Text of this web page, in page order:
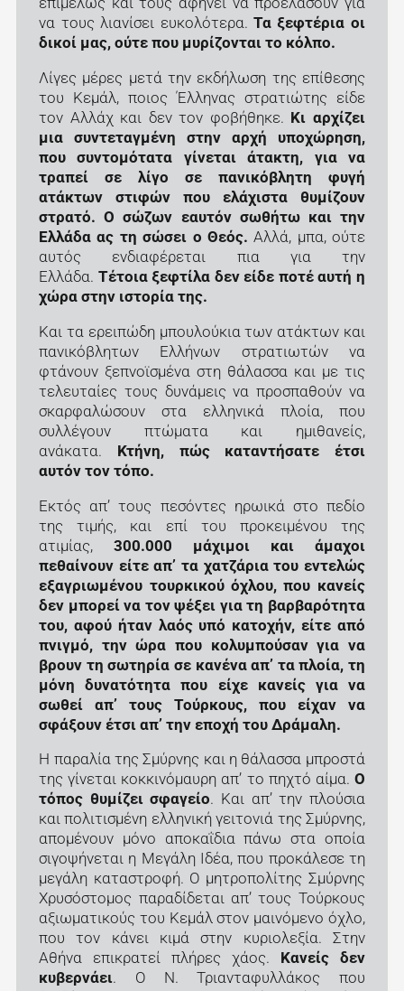
να τους λιανίσει ευκολότερα. Τα ξεφτέρια οι
δικοί μας, ούτε που μυρίζονται το κόλπο.
Λίγες μέρες μετά την εκδήλωση της επίθεσης
του Κεμάλ, ποιος Έλληνας στρατιώτης είδε
τον Αλλάχ και δεν τον φοβήθηκε. Κι αρχίζει
μια συντεταγμένη στην αρχή υποχώρηση,
που συντομότατα γίνεται άτακτη, για να
τραπεί σε λίγο σε πανικόβλητη φυγή
ατάκτων στιφών που ελάχιστα θυμίζουν
στρατό. Ο σώζων εαυτόν σωθήτω και την
Ελλάδα ας τη σώσει ο Θεός.Αλλά, μπα, ούτε
αυτός ενδιαφέρεται πια για την
Ελλάδα. Τέτοια ξεφτίλα δεν είδε ποτέ αυτή η
χώρα στην ιστορία της.
Και τα ερειπώδη μπουλούκια των ατάκτων και
πανικόβλητων Ελλήνων στρατιωτών να
φτάνουν ξεπνοϊσμένα στη θάλασσα και με τις
τελευταίες τους δυνάμεις να προσπαθούν να
σκαρφαλώσουν στα ελληνικά πλοία, που
συλλέγουν πτώματα και ημιθανείς,
ανάκατα. Κτήνη, πώς καταντήσατε έτσι
αυτόν τον τόπο.
Εκτός απ’ τους πεσόντες ηρωικά στο πεδίο
της τιμής, και επί του προκειμένου της
ατιμίας,300.000 μάχιμοι και άμαχοι
πεθαίνουν είτε απ’ τα χατζάρια του εντελώς
εξαγριωμένου τουρκικού όχλου, που κανείς
δεν μπορεί να τον ψέξει για τη βαρβαρότητα
του, αφού ήταν λαός υπό κατοχήν, είτε από
πνιγμό, την ώρα που κολυμπούσαν για να
βρουν τη σωτηρία σε κανένα απ’ τα πλοία, τη
μόνη δυνατότητα που είχε κανείς για να
σωθεί απ’ τους Τούρκους, που είχαν να
σφάξουν έτσι απ’ την εποχή του Δράμαλη.
Η παραλία της Σμύρνης και η θάλασσα μπροστά
της γίνεται κοκκινόμαυρη απ’ το πηχτό αίμα. Ο
τόπος θυμίζει σφαγείο. Και απ’ την πλούσια
και πολιτισμένη ελληνική γειτονιά της Σμύρνης,
απομένουν μόνο αποκαΐδια πάνω στα οποία
σιγοψήνεται η Μεγάλη Ιδέα, που προκάλεσε τη
μεγάλη καταστροφή. Ο μητροπολίτης Σμύρνης
Χρυσόστομος παραδίδεται απ’ τους Τούρκους
αξιωματικούς του Κεμάλ στον μαινόμενο όχλο,
που τον κάνει κιμά στην κυριολεξία. Στην
Αθήνα επικρατεί πλήρες χάος. Κανείς δεν
κυβερνάει. Ο Ν. Τριανταφυλλάκος που